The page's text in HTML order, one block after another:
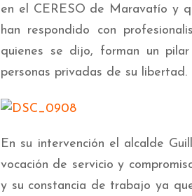
en el CERESO de Maravatío y
han respondido con
quienes se dijo, forman un
personas privadas de su libertad.
En su intervención el alcalde
vocación de servicio y
y su constancia de trabajo ya